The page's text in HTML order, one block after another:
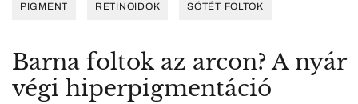
PIGMENT RETINOIDOK SÖTÉT FOLTOK
Barna foltok az arcon? A nyár
végi hiperpigmentáció